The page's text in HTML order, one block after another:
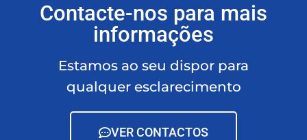
Contacte-nos para mais
informações
Estamos ao seu dispor para
qualquer esclarecimento
VER CONTACTOS